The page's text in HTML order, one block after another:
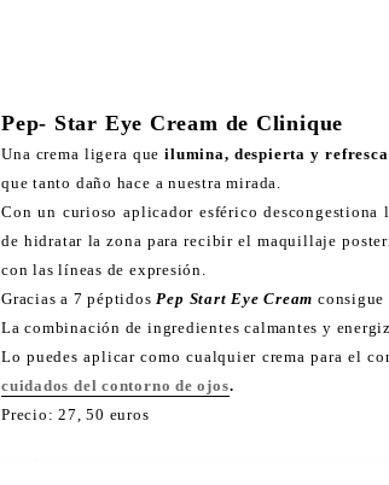
Pep- Star Eye Cream de Clinique
Una crema ligera queilumina, despierta y refresca
que tanto daño hace a nuestra mirada.
Con un curioso aplicador esférico descongestiona
de hidratar la zona para recibir el maquillaje
con las líneas de expresión.
Gracias a 7 péptidosPep Start Eye Cream
La combinación de ingredientes calmantes y
Lo puedes aplicar como cualquier crema para el
cuidados del contorno de ojos.
Precio: 27, 50 euros